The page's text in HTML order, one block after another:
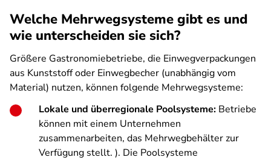
Welche Mehrwegsysteme gibt es und
wie unterscheiden sie sich?
Größere Gastronomiebetriebe, die Einwegverpackungen
aus Kunststoff oder Einwegbecher (unabhängig vom
Material) nutzen, können folgende Mehrwegsysteme:
Lokale und überregionale Poolsysteme: Betriebe
können mit einem Unternehmen
zusammenarbeiten, das Mehrwegbehälter zur
Verfügung stellt. ). Die Poolsysteme